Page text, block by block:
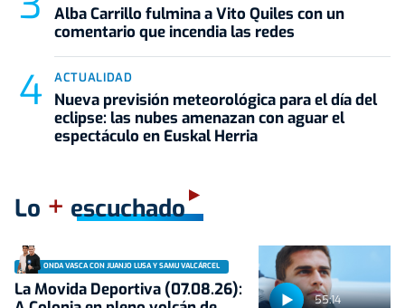
Alba Carrillo fulmina a Vito Quiles con un
comentario que incendia las redes
ACTUALIDAD
Nueva previsión meteorológica para el día del
eclipse: las nubes amenazan con aguar el
espectáculo en Euskal Herria
Lo + escuchado
55:14
ONDA VASCA CON JUANJO LUSA Y SAMU VALCÁRCEL
La Movida Deportiva (07.08.26):